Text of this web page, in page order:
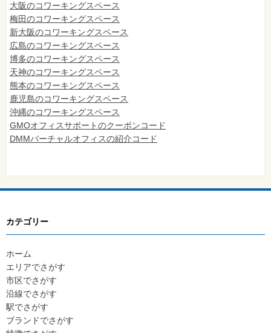
大阪のコワーキングスペース
梅田のコワーキングスペース
新大阪のコワーキングスペース
広島のコワーキングスペース
博多のコワーキングスペース
天神のコワーキングスペース
熊本のコワーキングスペース
鹿児島のコワーキングスペース
沖縄のコワーキングスペース
GMOオフィスサポートのクーポンコード
DMMバーチャルオフィスの紹介コード
カテゴリー
ホーム
エリアでさがす
市区でさがす
沿線でさがす
駅でさがす
ブランドでさがす